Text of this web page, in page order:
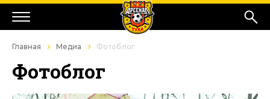
Главная Медиа Фотоблог
Фотоблог